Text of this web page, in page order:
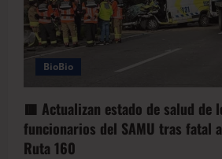
BioBio
🟥 Actualizan estado de salud de
funcionarios del SAMU tras fatal
Ruta 160